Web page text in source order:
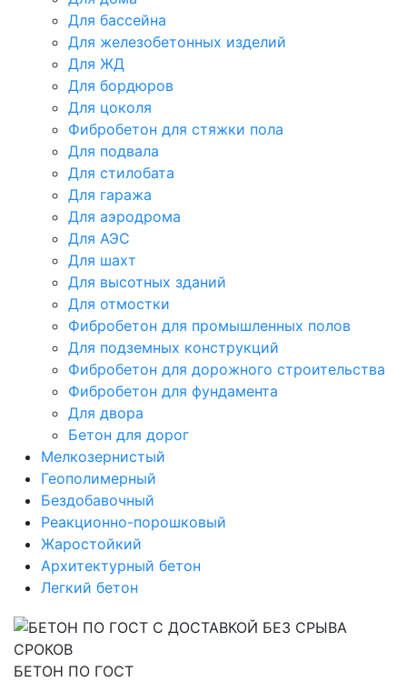
Для бассейна
Для железобетонных изделий
Для ЖД
Для бордюров
Для цоколя
Фибробетон для стяжки пола
Для подвала
Для стилобата
Для гаража
Для аэродрома
Для АЭС
Для шахт
Для высотных зданий
Для отмостки
Фибробетон для промышленных полов
Для подземных конструкций
Фибробетон для дорожного строительства
Фибробетон для фундамента
Для двора
Бетон для дорог
Мелкозернистый
Геополимерный
Бездобавочный
Реакционно-порошковый
Жаростойкий
Архитектурный бетон
Легкий бетон
БЕТОН ПО ГОСТ